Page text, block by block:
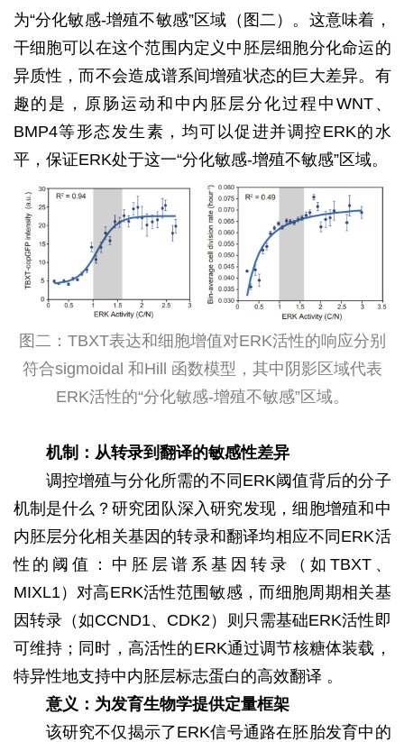
为“分化敏感-增殖不敏感”区域（图二）。这意味着，
干细胞可以在这个范围内定义中胚层细胞分化命运的
异质性，而不会造成谱系间增殖状态的巨大差异。有
趣的是，原肠运动和中内胚层分化过程中WNT、
BMP4等形态发生素，均可以促进并调控ERK的水
平，保证ERK处于这一“分化敏感-增殖不敏感”区域。
图二：TBXT表达和细胞增值对ERK活性的响应分别
符合sigmoidal 和Hill 函数模型，其中阴影区域代表
ERK活性的“分化敏感-增殖不敏感”区域。
机制：从转录到翻译的敏感性差异
调控增殖与分化所需的不同ERK阈值背后的分子
机制是什么？研究团队深入研究发现，细胞增殖和中
内胚层分化相关基因的转录和翻译均相应不同ERK活
性的阈值：中胚层谱系基因转录（如TBXT、
MIXL1）对高ERK活性范围敏感，而细胞周期相关基
因转录（如CCND1、CDK2）则只需基础ERK活性即
可维持；同时，高活性的ERK通过调节核糖体装载，
特异性地支持中内胚层标志蛋白的高效翻译 。
意义：为发育生物学提供定量框架
该研究不仅揭示了ERK信号通路在胚胎发育中的